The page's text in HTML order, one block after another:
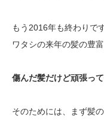
もう2016年も終わりで
ワタシの来年の髪の豊富
傷んだ髪だけど頑張って
そのためには、まず髪